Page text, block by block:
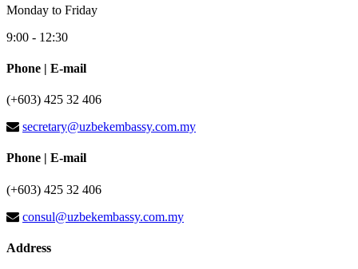
Monday to Friday
9:00 - 12:30
Phone | E-mail
(+603) 425 32 406
secretary@uzbekembassy.com.my
Phone | E-mail
(+603) 425 32 406
consul@uzbekembassy.com.my
Address